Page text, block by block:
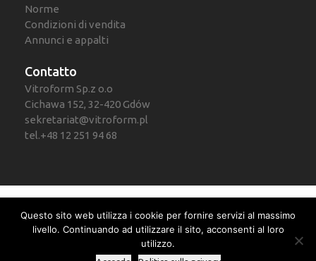
Norme
Condizioni di vendita
Annunci e appalti
Contatto
Vitroform Sp.z o.o
Cichawa 152, 32-420 Gdów
sekretariat@vitroform.pl
tel.+48 12 251 94 68
Questo sito web utilizza i cookie per fornire servizi al massimo
livello. Continuando ad utilizzare il sito, acconsenti al loro
utilizzo.